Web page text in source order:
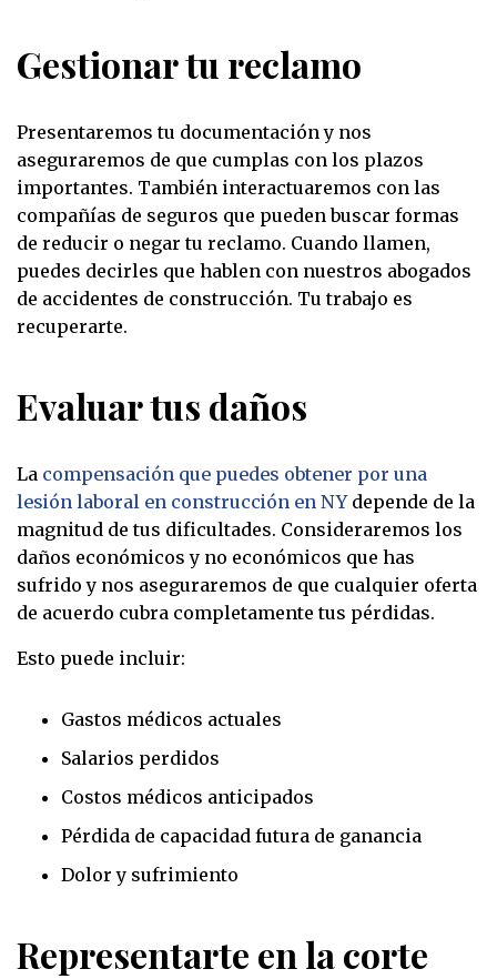
Gestionar tu reclamo
Presentaremos tu documentación y nos
aseguraremos de que cumplas con los plazos
importantes. También interactuaremos con las
compañías de seguros que pueden buscar formas
de reducir o negar tu reclamo. Cuando llamen,
puedes decirles que hablen con nuestros abogados
de accidentes de construcción. Tu trabajo es
recuperarte.
Evaluar tus daños
La compensación que puedes obtener por una
lesión laboral en construcción en NYdepende de la
magnitud de tus dificultades. Consideraremos los
daños económicos y no económicos que has
sufrido y nos aseguraremos de que cualquier oferta
de acuerdo cubra completamente tus pérdidas.
Esto puede incluir:
Gastos médicos actuales
Salarios perdidos
Costos médicos anticipados
Pérdida de capacidad futura de ganancia
Dolor y sufrimiento
Representarte en la corte